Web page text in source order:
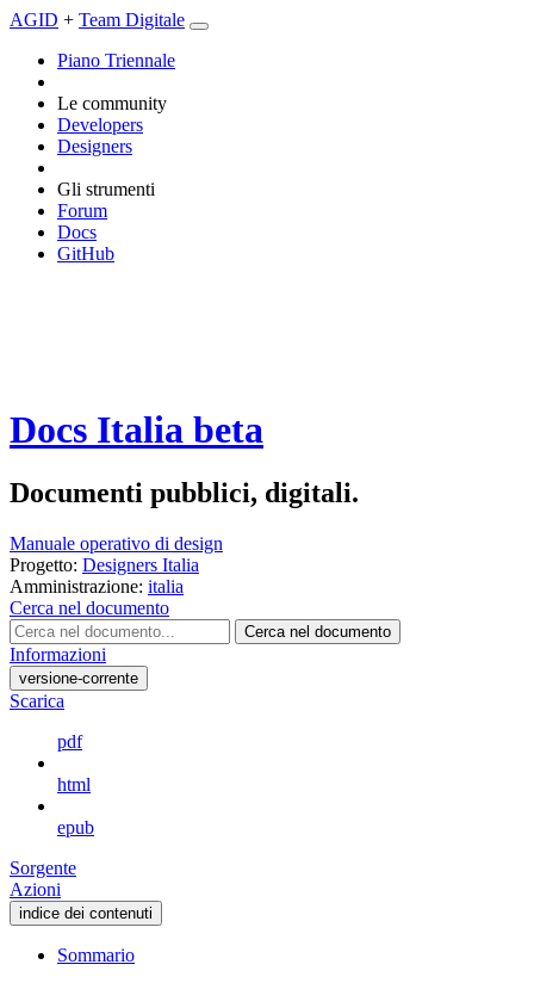
AGID + Team Digitale
Piano Triennale
Le community
Developers
Designers
Gli strumenti
Forum
Docs
GitHub
Docs Italia beta
Documenti pubblici, digitali.
Manuale operativo di design
Progetto: Designers Italia
Amministrazione: italia
Cerca nel documento
Cerca nel documento
Informazioni
versione-corrente
Scarica
pdf
html
epub
Sorgente
Azioni
indice dei contenuti
Sommario